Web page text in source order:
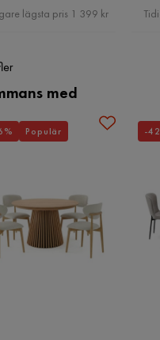
Pris
lägsta pris 1 399 kr
med
Populär -